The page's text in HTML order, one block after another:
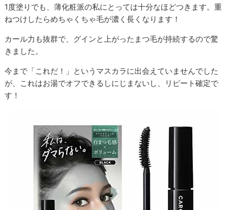
1度塗りでも、薄化粧派の私にとっては十分なほどつきます。重
ねつけしたらめちゃくちゃ毛が濃く長くなります！
カール力も抜群で、グインと上がったまつ毛が持続するので驚
きました。
今まで「これだ！」というマスカラに出会えていませんでした
が、これはお湯でオフできるしにじまないし、リピート確定で
す！